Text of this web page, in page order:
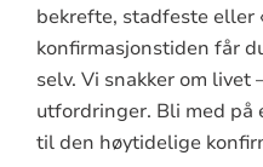
bekrefte, stadfeste eller
konfirmasjonstiden får
selv. Vi snakker om livet
utfordringer. Bli med på
til den høytidelige